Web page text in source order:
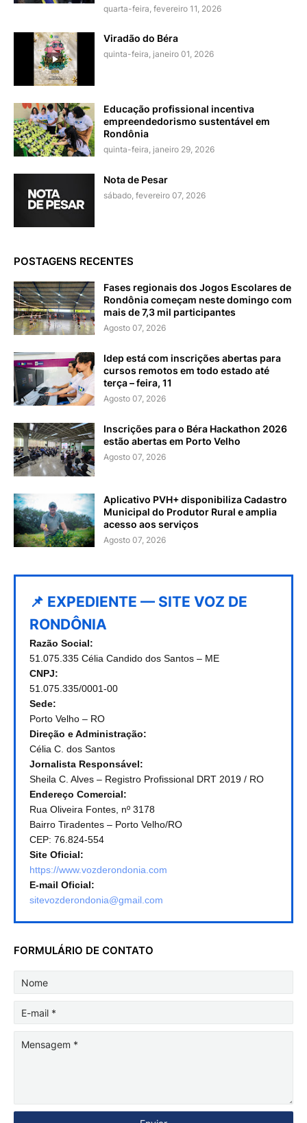
quarta-feira, fevereiro 11, 2026
Viradão do Béra
quinta-feira, janeiro 01, 2026
Educação profissional incentiva
empreendedorismo sustentável em
Rondônia
quinta-feira, janeiro 29, 2026
Nota de Pesar
sábado, fevereiro 07, 2026
POSTAGENS RECENTES
Fases regionais dos Jogos Escolares de
Rondônia começam neste domingo com
mais de 7,3 mil participantes
Agosto 07, 2026
Idep está com inscrições abertas para
cursos remotos em todo estado até
terça – feira, 11
Agosto 07, 2026
Inscrições para o Béra Hackathon 2026
estão abertas em Porto Velho
Agosto 07, 2026
Aplicativo PVH+ disponibiliza Cadastro
Municipal do Produtor Rural e amplia
acesso aos serviços
Agosto 07, 2026
📌 EXPEDIENTE — SITE VOZ DE
RONDÔNIA
Razão Social:
51.075.335 Célia Candido dos Santos – ME
CNPJ:
51.075.335/0001-00
Sede:
Porto Velho – RO
Direção e Administração:
Célia C. dos Santos
Jornalista Responsável:
Sheila C. Alves – Registro Profissional DRT 2019 / RO
Endereço Comercial:
Rua Oliveira Fontes, nº 3178
Bairro Tiradentes – Porto Velho/RO
CEP: 76.824-554
Site Oficial:
https://www.vozderondonia.com
E-mail Oficial:
sitevozderondonia@gmail.com
FORMULÁRIO DE CONTATO